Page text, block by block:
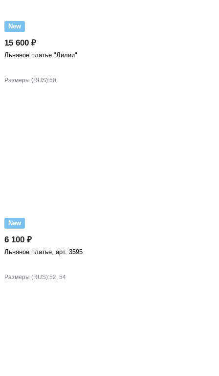
New
15 600 ₽
Льняное платье "Лилии"
Размеры (RUS):50
New
6 100 ₽
Льняное платье, арт. 3595
Размеры (RUS):52, 54